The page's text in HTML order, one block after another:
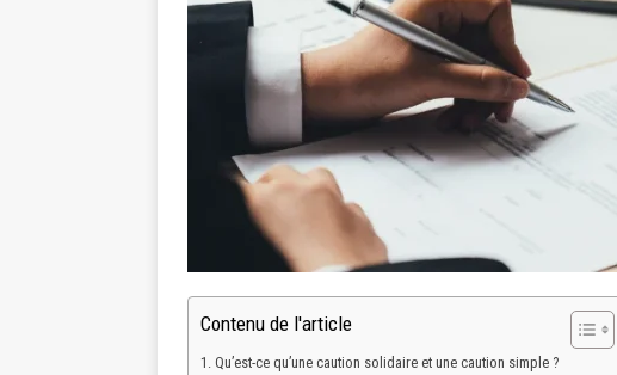
Contenu de l'article
Qu’est-ce qu’une caution solidaire et une caution simple ?